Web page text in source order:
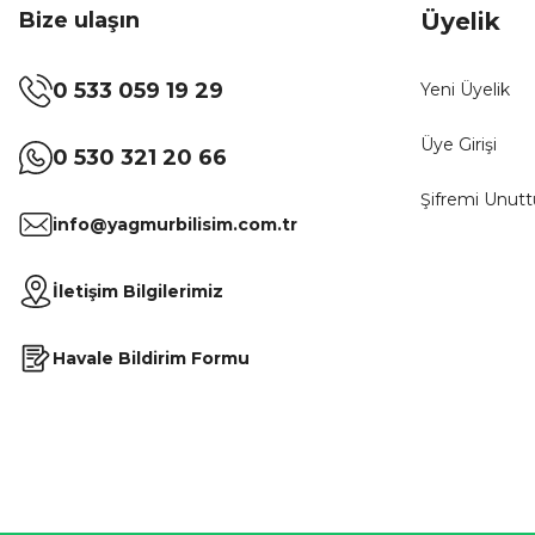
Bize ulaşın
0 533 059 19 29
0 530 321 20 66
info@yagmurbilisim.com.tr
İletişim Bilgilerimiz
Havale Bildirim Formu
Üyelik
Yeni Üyelik
Üye Girişi
Şifremi